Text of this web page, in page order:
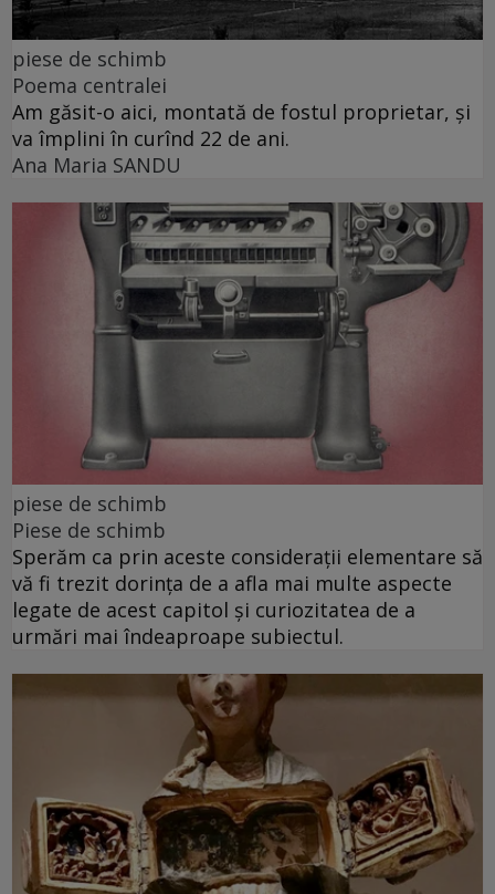
piese de schimb
Poema centralei
Am găsit-o aici, montată de fostul proprietar, și
va împlini în curînd 22 de ani.
Ana Maria SANDU
piese de schimb
Piese de schimb
Sperăm ca prin aceste considerații elementare să
vă fi trezit dorința de a afla mai multe aspecte
legate de acest capitol și curiozitatea de a
urmări mai îndeaproape subiectul.